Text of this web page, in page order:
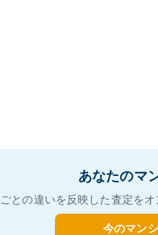
あなたのマ
との違いを反映した査定を
今のマン